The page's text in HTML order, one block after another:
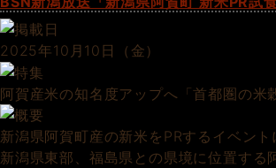
2025年10月10日（金）
阿賀産米の知名度アップへ「首都圏の
新潟県阿賀町産の新米をPRするイベン
新潟県東部、福島県との県境に位置す